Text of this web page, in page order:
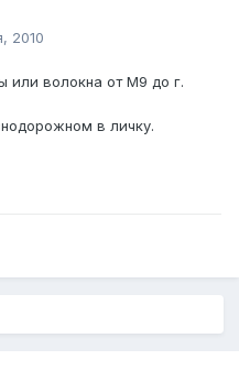
2010
или волокна от М9 до г.
в личку.